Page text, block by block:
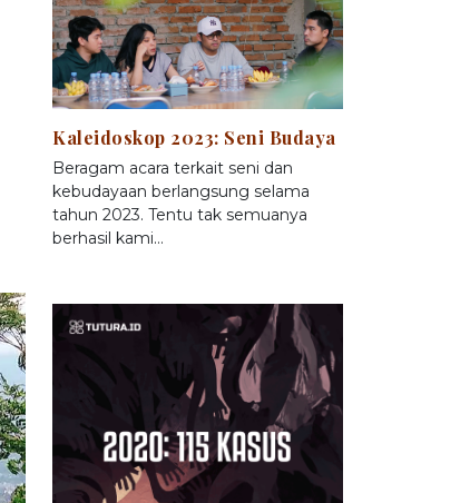
Kaleidoskop 2023: Seni Budaya
Beragam acara terkait seni dan
kebudayaan berlangsung selama
tahun 2023. Tentu tak semuanya
berhasil kami…